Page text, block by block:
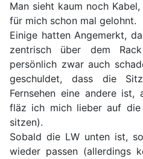
Man sieht kaum noch
für mich schon mal gelohnt.
Einige hatten Angemerkt,
zentrisch über dem
persönlich zwar auch
geschuldet, dass die
Fernsehen eine andere
fläz ich mich lieber auf die
sitzen).
Sobald die LW unten ist,
wieder passen (allerdings